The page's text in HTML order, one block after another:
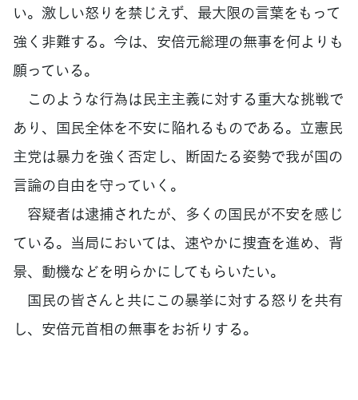
い。激しい怒りを禁じえず、最大限の言葉をもって
強く非難する。今は、安倍元総理の無事を何よりも
願っている。
このような行為は民主主義に対する重大な挑戦で
あり、国民全体を不安に陥れるものである。立憲民
主党は暴力を強く否定し、断固たる姿勢で我が国の
言論の自由を守っていく。
容疑者は逮捕されたが、多くの国民が不安を感じ
ている。当局においては、速やかに捜査を進め、背
景、動機などを明らかにしてもらいたい。
国民の皆さんと共にこの暴挙に対する怒りを共有
し、安倍元首相の無事をお祈りする。